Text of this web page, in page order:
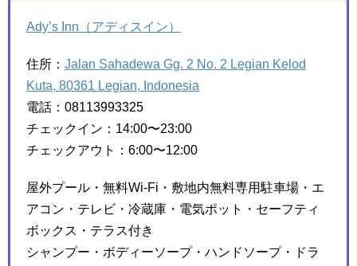
Ady’s Inn（アディスイン）
住所： Jalan Sahadewa Gg. 2 No. 2 Legian Kelod
Kuta, 80361 Legian, Indonesia
電話：08113993325
チェックイン：14:00〜23:00
チェックアウト：6:00〜12:00
屋外プール・無料Wi-Fi・敷地内無料専用駐車場・エ
アコン・テレビ・冷蔵庫・電気ポット・セーフティ
ボックス・テラス付き
シャンプー・ボディーソープ・ハンドソープ・ドラ